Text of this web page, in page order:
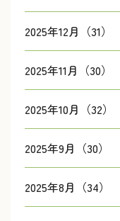
2025年12月（31）
2025年11月（30）
2025年10月（32）
2025年9月（30）
2025年8月（34）